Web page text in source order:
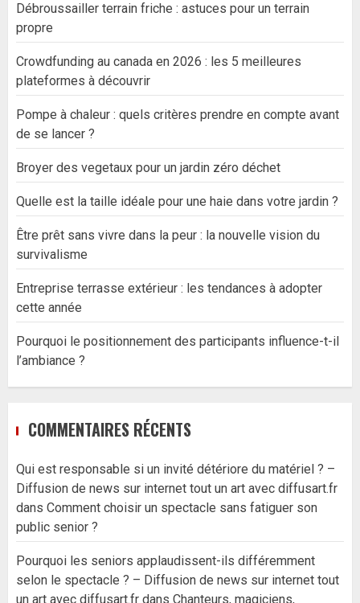
Débroussailler terrain friche : astuces pour un terrain
propre
Crowdfunding au canada en 2026 : les 5 meilleures
plateformes à découvrir
Pompe à chaleur : quels critères prendre en compte avant
de se lancer ?
Broyer des vegetaux pour un jardin zéro déchet
Quelle est la taille idéale pour une haie dans votre jardin ?
Être prêt sans vivre dans la peur : la nouvelle vision du
survivalisme
Entreprise terrasse extérieur : les tendances à adopter
cette année
Pourquoi le positionnement des participants influence-t-il
l’ambiance ?
COMMENTAIRES RÉCENTS
Qui est responsable si un invité détériore du matériel ? –
Diffusion de news sur internet tout un art avec diffusart.fr
dans Comment choisir un spectacle sans fatiguer son
public senior ?
Pourquoi les seniors applaudissent-ils différemment
selon le spectacle ? – Diffusion de news sur internet tout
un art avec diffusart.fr dans Chanteurs, magiciens,